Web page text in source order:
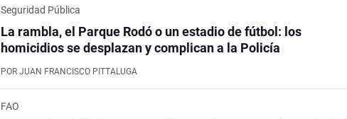
Seguridad Pública
La rambla, el Parque Rodó o un estadio de fútbol: los
homicidios se desplazan y complican a la Policía
POR JUAN FRANCISCO PITTALUGA
FAO